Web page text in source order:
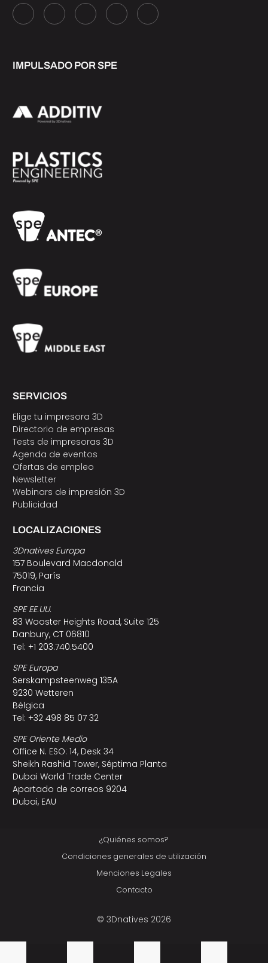
IMPULSADO POR SPE
SERVICIOS
Elige tu impresora 3D
Directorio de empresas
Tests de impresoras 3D
Agenda de eventos
Ofertas de empleo
Newsletter
Webinars de impresión 3D
Publicidad
LOCALIZACIONES
3Dnatives Europa
157 Boulevard Macdonald
75019, París
Francia
SPE EE.UU.
83 Wooster Heights Road, Suite 125
Danbury, CT 06810
Tel: +1 203.740.5400
SPE Europa
Serskampsteenweg 135A
9230 Wetteren
Bélgica
Tel: +32 498 85 07 32
SPE Oriente Medio
Office N. ESO: 14, Desk 34
Sheikh Rashid Tower, Séptima Planta
Dubai World Trade Center
Apartado de correos 9204
Dubai, EAU
¿Quiénes somos?
Condiciones generales de utilización
Menciones Legales
Contacto
© 3Dnatives 2026